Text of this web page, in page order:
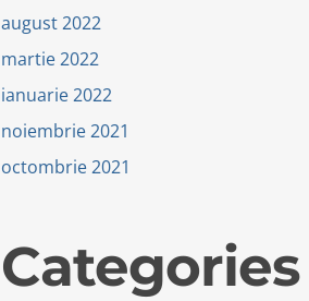
august 2022
martie 2022
ianuarie 2022
noiembrie 2021
octombrie 2021
Categories